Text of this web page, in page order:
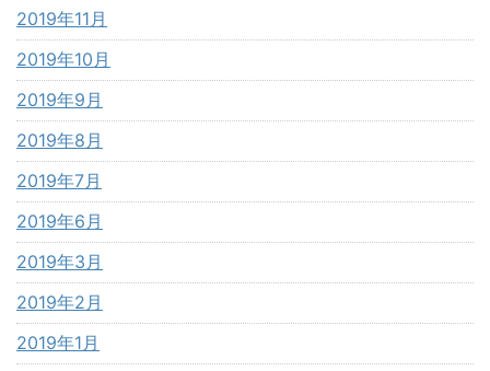
2019年11月
2019年10月
2019年9月
2019年8月
2019年7月
2019年6月
2019年3月
2019年2月
2019年1月